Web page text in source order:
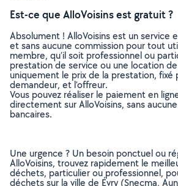
Est-ce que AlloVoisins est gratuit ?
Absolument ! AlloVoisins est un service
et sans aucune commission pour tout
membre, qu’il soit professionnel ou
prestation de service ou une location
uniquement le prix de la prestation, fixé
demandeur, et l’offreur.
Vous pouvez réaliser le paiement en
directement sur AlloVoisins, sans
bancaires.
Une urgence ? Un besoin ponctuel ou
AlloVoisins, trouvez rapidement le
déchets, particulier ou professionnel,
déchets sur la ville de Évry (Snecma,